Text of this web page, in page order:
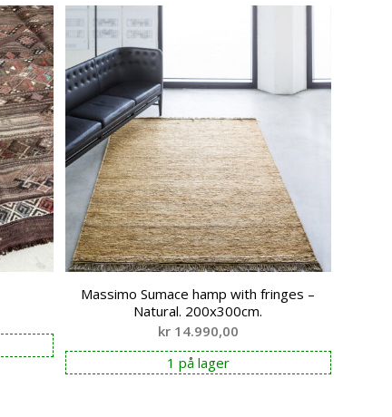
Massimo Sumace hamp with fringes –
Natural. 200x300cm.
kr14.990,00
1 på lager